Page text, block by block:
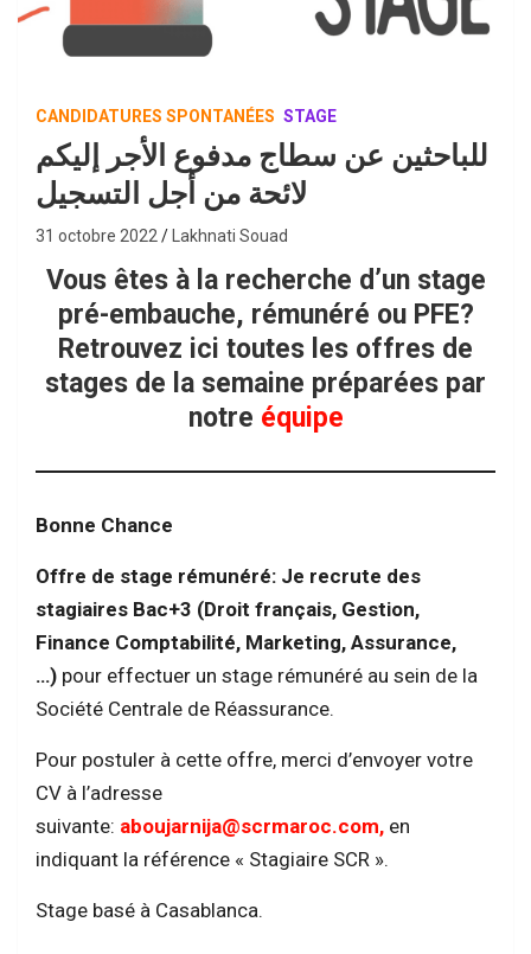
CANDIDATURES SPONTANÉES STAGE
للباحثين عن سطاج مدفوع الأجر إليكم
لائحة من أجل التسجيل
31 octobre 2022 Lakhnati Souad
Vous êtes à la recherche d’un stage
pré-embauche, rémunéré ou PFE?
Retrouvez ici toutes les offres de
stages de la semaine préparées par
notre équipe
Bonne Chance
Offre de stage rémunéré: Je recrute des
stagiaires Bac+3 (Droit français, Gestion,
Finance Comptabilité, Marketing, Assurance,
…) pour effectuer un stage rémunéré au sein de la
Société Centrale de Réassurance.
Pour postuler à cette offre, merci d’envoyer votre
CV à l’adresse
suivante: aboujarnija@scrmaroc.com, en
indiquant la référence « Stagiaire SCR ».
Stage basé à Casablanca.